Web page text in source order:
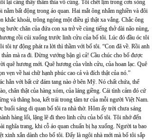
lại càng thấy thấm thía vô cùng. Tôi chết lịm trong cơn sóng
nằm bất động trong áo quan. Hai mắt ông nhắm nghiền và đôi
khắc khoải, trông ngóng một điều gì thật xa vắng. Chắc ông
bước chân của đứa con xa trở về cùng tiếng thở dài não nùng,
rồi cúi xuống trước linh cửu của bố tôi. Lúc đó đầu óc tôi
tôi tự động phát ra lời thì thầm với bố tôi. “Con đã về. Rồi anh
mà ra đi. Đừng vướng bận gì cả! Cầu chúc cho bố được
quê hương mới. Quê hương của vĩnh cửu, của hoan lạc. Quê
vẹn về hai chữ hạnh phúc cao cả và đích thật của nó.”
hẳn với bất cứ đám tang nào ở bên Mỹ. Nó chất chứa, thể
chân thật của hàng xóm, của láng giềng. Cái tình cảm đó cứ
và thăng hoa, kết trái trong tâm tư của mỗi người Việt Nam.
buổi sáng di quan bố tôi ra nhà thờ. Hôm ấy trời chưa sáng
hàng lối, lặng lẽ đi theo linh cửu của bố tôi. Tôi nhớ đến
nghĩa trang, khi cỗ áo quan chuẩn bị hạ xuống. Người ta bao
xinh xắn dành cho bố tôi. Đấy là ngôi nhà mới mà bố tôi sắp